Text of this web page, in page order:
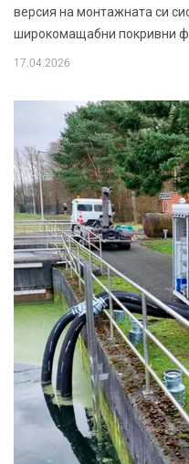
версия на монтажната си
широкомащабни покривни
17.04.2026